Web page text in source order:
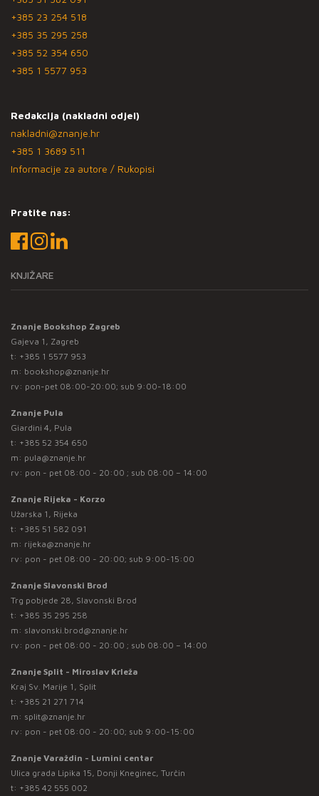
+385 23 254 518
+385 35 295 258
+385 52 354 650
+385 1 5577 953
Redakcija (nakladni odjel)
nakladni@znanje.hr
+385 1 3689 511
Informacije za autore / Rukopisi
Pratite nas:
KNJIŽARE
Znanje Bookshop Zagreb
Gajeva 1, Zagreb
t: +385 1 5577 953
m: bookshop@znanje.hr
rv: pon-pet 08:00-20:00; sub 9:00-18:00
Znanje Pula
Giardini 4, Pula
t: +385 52 354 650
m: pula@znanje.hr
rv: pon - pet 08:00 - 20:00 ; sub 08:00 – 14:00
Znanje Rijeka - Korzo
Užarska 1, Rijeka
t: +385 51 582 091
m: rijeka@znanje.hr
rv: pon - pet 08:00 - 20:00; sub 9:00-15:00
Znanje Slavonski Brod
Trg pobjede 28, Slavonski Brod
t: +385 35 295 258
m: slavonski.brod@znanje.hr
rv: pon - pet 08:00 - 20:00 ; sub 08:00 – 14:00
Znanje Split - Miroslav Krleža
Kraj Sv. Marije 1, Split
t: +385 21 271 714
m: split@znanje.hr
rv: pon - pet 08:00 - 20:00; sub 9:00-15:00
Znanje Varaždin - Lumini centar
Ulica grada Lipika 15, Donji Kneginec, Turčin
t: +385 42 555 002